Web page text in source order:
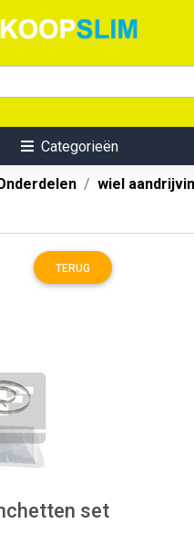
Categorieën
wiel
TERUG
set